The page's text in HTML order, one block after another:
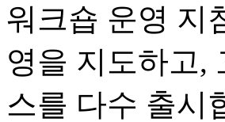
워크숍 운영 지
영을 지도하고,
스를 다수 출시